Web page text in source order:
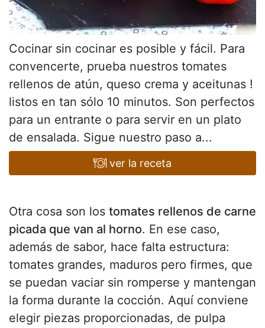
Cocinar sin cocinar es posible y fácil. Para
convencerte, prueba nuestros tomates
rellenos de atún, queso crema y aceitunas !
listos en tan sólo 10 minutos. Son perfectos
para un entrante o para servir en un plato
de ensalada. Sigue nuestro paso a...
ver la receta
Otra cosa son los tomates rellenos de carne
picada que van al horno. En ese caso,
además de sabor, hace falta estructura:
tomates grandes, maduros pero firmes, que
se puedan vaciar sin romperse y mantengan
la forma durante la cocción. Aquí conviene
elegir piezas proporcionadas, de pulpa